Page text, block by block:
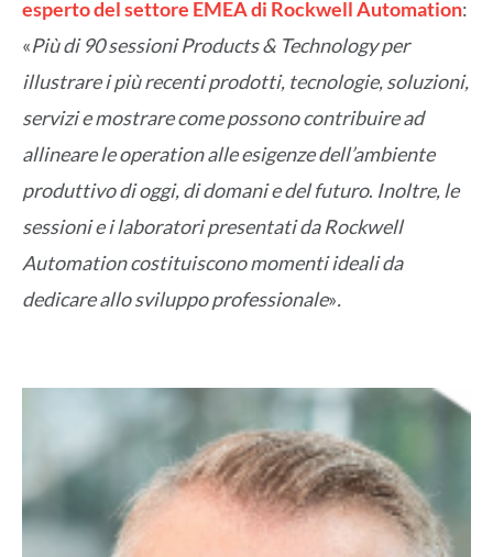
esperto del settore EMEA di Rockwell Automation:
«Più di 90 sessioni Products & Technology per
illustrare i più recenti prodotti, tecnologie, soluzioni,
servizi e mostrare come possono contribuire ad
allineare le operation alle esigenze dell’ambiente
produttivo di oggi, di domani e del futuro. Inoltre, le
sessioni e i laboratori presentati da Rockwell
Automation costituiscono momenti ideali da
dedicare allo sviluppo professionale».